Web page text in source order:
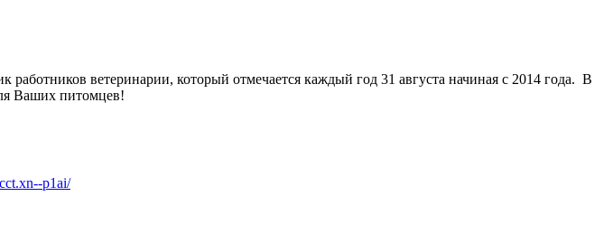
работников ветеринарии, который отмечается каждый год 31 августа начиная с 2014 года. В
Ваших питомцев!
p1ai/